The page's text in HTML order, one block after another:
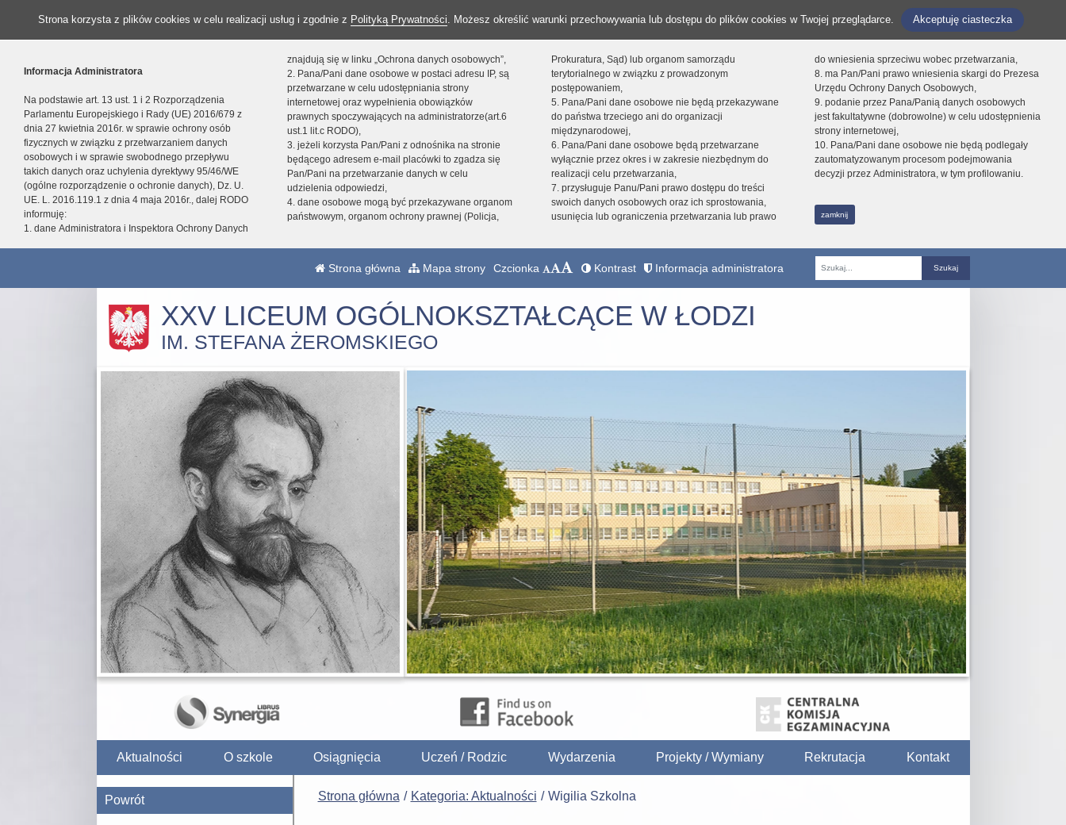
Strona korzysta z plików cookies w celu realizacji usług i zgodnie z Polityką Prywatności. Możesz określić warunki przechowywania lub dostępu do plików cookies w Twojej przeglądarce. Akceptuję ciasteczka
Informacja Administratora
Na podstawie art. 13 ust. 1 i 2 Rozporządzenia
Parlamentu Europejskiego i Rady (UE) 2016/679 z
dnia 27 kwietnia 2016r. w sprawie ochrony osób
fizycznych w związku z przetwarzaniem danych
osobowych i w sprawie swobodnego przepływu
takich danych oraz uchylenia dyrektywy 95/46/WE
(ogólne rozporządzenie o ochronie danych), Dz. U.
UE. L. 2016.119.1 z dnia 4 maja 2016r., dalej RODO
informuję:
1. dane Administratora i Inspektora Ochrony Danych
znajdują się w linku „Ochrona danych osobowych”,
2. Pana/Pani dane osobowe w postaci adresu IP, są
przetwarzane w celu udostępniania strony
internetowej oraz wypełnienia obowiązków
prawnych spoczywających na administratorze(art.6
ust.1 lit.c RODO),
3. jeżeli korzysta Pan/Pani z odnośnika na stronie
będącego adresem e-mail placówki to zgadza się
Pan/Pani na przetwarzanie danych w celu
udzielenia odpowiedzi,
4. dane osobowe mogą być przekazywane organom
państwowym, organom ochrony prawnej (Policja,
Prokuratura, Sąd) lub organom samorządu
terytorialnego w związku z prowadzonym
postępowaniem,
5. Pana/Pani dane osobowe nie będą przekazywane
do państwa trzeciego ani do organizacji
międzynarodowej,
6. Pana/Pani dane osobowe będą przetwarzane
wyłącznie przez okres i w zakresie niezbędnym do
realizacji celu przetwarzania,
7. przysługuje Panu/Pani prawo dostępu do treści
swoich danych osobowych oraz ich sprostowania,
usunięcia lub ograniczenia przetwarzania lub prawo
do wniesienia sprzeciwu wobec przetwarzania,
8. ma Pan/Pani prawo wniesienia skargi do Prezesa
Urzędu Ochrony Danych Osobowych,
9. podanie przez Pana/Panią danych osobowych
jest fakultatywne (dobrowolne) w celu udostępnienia
strony internetowej,
10. Pana/Pani dane osobowe nie będą podlegały
zautomatyzowanym procesom podejmowania
decyzji przez Administratora, w tym profilowaniu.
zamknij
Strona główna Mapa strony Czcionka Kontrast Informacja administratora
Fraza
XXV LICEUM OGÓLNOKSZTAŁCĄCE W ŁODZI
IM. STEFANA ŻEROMSKIEGO
Aktualności O szkole Osiągnięcia Uczeń / Rodzic Wydarzenia Projekty / Wymiany Rekrutacja Kontakt
Strona główna Kategoria: Aktualności Wigilia Szkolna
Powrót